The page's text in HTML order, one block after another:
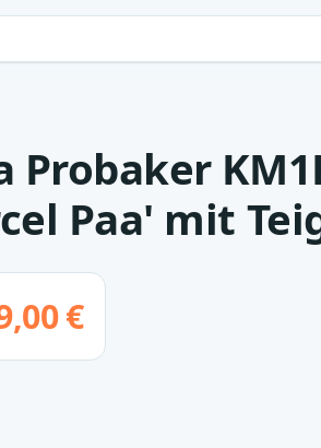
Probaker
Paa' mit
€